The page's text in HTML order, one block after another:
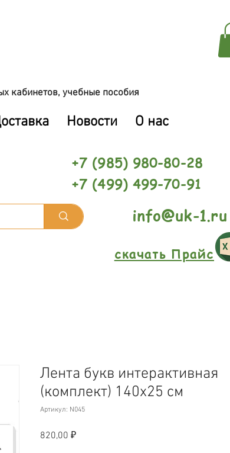
кабинетов, учебные пособия
Новости О нас
+7 (985) 980-80-28
+7 (499) 499-70-91
info@uk-1.ru
скачать Прайс
Лента букв интерактивная
(комплект) 140х25 см
Артикул: N045
820,00 ₽Цена